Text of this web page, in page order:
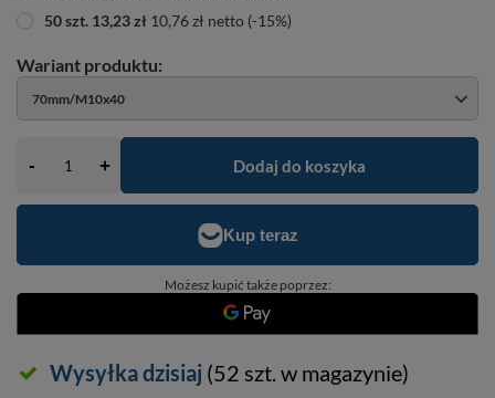
70mm/M10x40
- + Dodaj do koszyka
Możesz kupić także poprzez:
50szt. 13,23 zł 10,76 zł netto (-15%)
Wysyłkadzisiaj (52 szt. w magazynie)